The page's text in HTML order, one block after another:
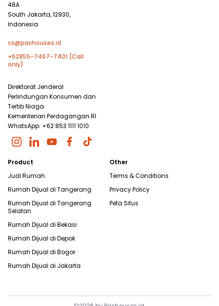
48A
South Jakarta, 12930,
Indonesia
cs@pashouses.id
+62855-7467-7401 (Call
only)
Direktorat Jenderal
Perlindungan Konsumen dan
Tertib Niaga
Kementerian Perdagangan RI
WhatsApp: +62 853 1111 1010
Product
Jual Rumah
Rumah Dijual di Tangerang
Rumah Dijual di Tangerang
Selatan
Rumah Dijual di Bekasi
Rumah Dijual di Depok
Rumah Dijual di Bogor
Rumah Dijual di Jakarta
Other
Terms & Conditions
Privacy Policy
Peta Situs